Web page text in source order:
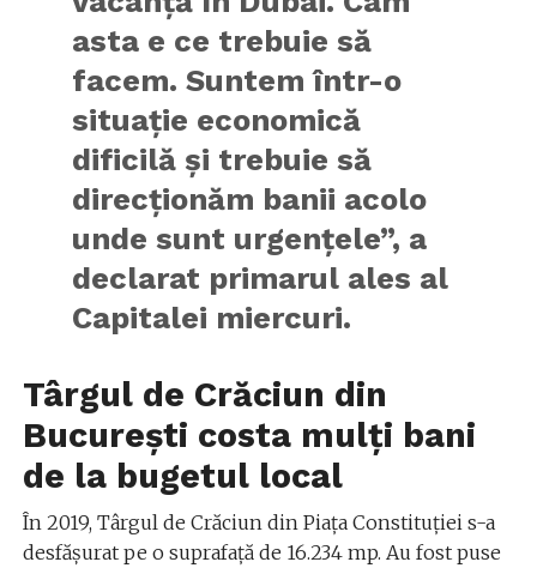
asta e ce trebuie să
facem. Suntem într-o
situaţie economică
dificilă şi trebuie să
direcţionăm banii acolo
unde sunt urgenţele”, a
declarat primarul ales al
Capitalei miercuri.
Târgul de Crăciun din
București costa mulți bani
de la bugetul local
În 2019, Târgul de Crăciun din Piața Constituției s-a
desfășurat pe o suprafață de 16.234 mp. Au fost puse